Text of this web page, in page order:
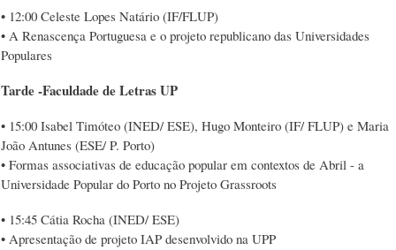
• 12:00 Celeste Lopes Natário (IF/FLUP)
• A Renascença Portuguesa e o projeto republicano das Universidades
Populares
Tarde -Faculdade de Letras UP
• 15:00 Isabel Timóteo (INED/ ESE), Hugo Monteiro (IF/ FLUP) e Maria
João Antunes (ESE/ P. Porto)
• Formas associativas de educação popular em contextos de Abril - a
Universidade Popular do Porto no Projeto Grassroots
• 15:45 Cátia Rocha (INED/ ESE)
• Apresentação de projeto IAP desenvolvido na UPP